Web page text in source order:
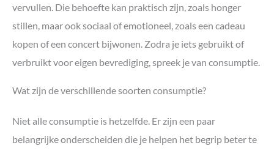
vervullen. Die behoefte kan praktisch zijn, zoals honger
stillen, maar ook sociaal of emotioneel, zoals een cadeau
kopen of een concert bijwonen. Zodra je iets gebruikt of
verbruikt voor eigen bevrediging, spreek je van consumptie.
Wat zijn de verschillende soorten consumptie?
Niet alle consumptie is hetzelfde. Er zijn een paar
belangrijke onderscheiden die je helpen het begrip beter te